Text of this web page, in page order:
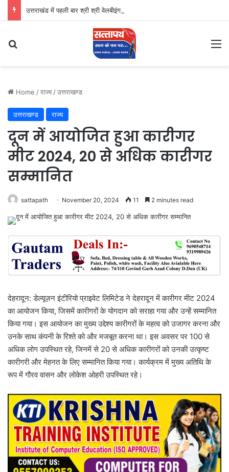
उत्तराखंड में पहली बार श्री श्री वेलबीइंग का आगमन
Home /राज्य /उत्तराखण्ड
उत्तराखण्ड राज्य
दून में आयोजित हुआ कारीगर
मीट 2024, 20 से अधिक कारीगर
सम्मानित
sattapath November 20, 2024 11 2 minutes read
देहरादून: डेल्यूज़न इंटीरियो प्राइवेट लिमिटेड ने देहरादून में कारीगर मीट 2024
का आयोजन किया, जिसमें कारीगरों के योगदान को सराहा गया और उन्हें सम्मानित
किया गया। इस आयोजन का मुख्य उद्देश्य कारीगरों के महत्व को उजागर करना और
उनके साथ कंपनी के रिश्ते को और मजबूत करना था। इस अवसर पर 100 से
अधिक लोग उपस्थित रहे, जिनमें से 20 से अधिक कारीगरों को उनकी उत्कृष्ट
कारीगरी और मेहनत के लिए सम्मानित किया गया। कार्यक्रम में मुख्य अतिथि के
रूप में गौरव वासन और लोकेश ओहरी उपस्थित रहे।